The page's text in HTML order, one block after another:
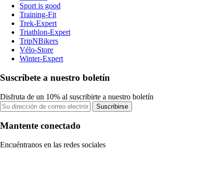
Sport is good
Training-Fit
Trek-Expert
Triathlon-Expert
TripNBikers
Vélo-Store
Winter-Expert
Suscríbete a nuestro boletín
Disfruta de un 10% al suscribirte a nuestro boletín
Suscribirse
Mantente conectado
Encuéntranos en las redes sociales